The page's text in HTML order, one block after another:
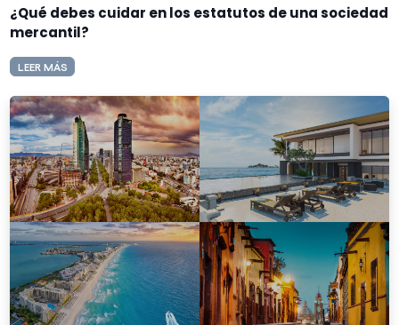
¿Qué debes cuidar en los estatutos de una sociedad
mercantil?
LEER MÁS